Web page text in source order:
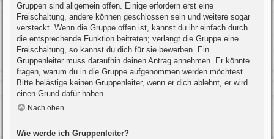
Gruppen sind allgemein offen. Einige erfordern erst eine
Freischaltung, andere können geschlossen sein und weitere sogar
versteckt. Wenn die Gruppe offen ist, kannst du ihr einfach durch
die entsprechende Funktion beitreten; verlangt die Gruppe eine
Freischaltung, so kannst du dich für sie bewerben. Ein
Gruppenleiter muss daraufhin deinen Antrag annehmen. Er könnte
fragen, warum du in die Gruppe aufgenommen werden möchtest.
Bitte belästige keinen Gruppenleiter, wenn er dich ablehnt, er wird
einen Grund dafür haben.
Nach oben
Wie werde ich Gruppenleiter?